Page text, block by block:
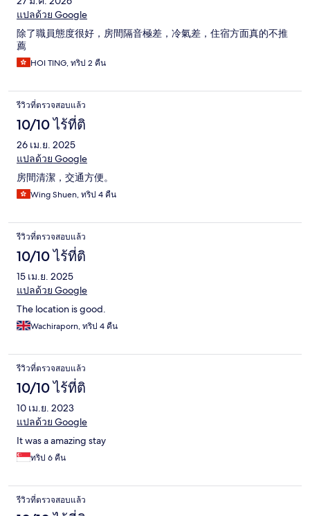
แปลด้วย Google
除了職員態度很好，房間隔音極差，冷氣差，住宿方面真的不推
薦
HOI TING, ทริป 2 คืน
รีวิวที่ตรวจสอบแล้ว
10/10 ไร้ที่ติ
26 เม.ย. 2025
แปลด้วย Google
房間清潔，交通方便。
Wing Shuen, ทริป 4 คืน
รีวิวที่ตรวจสอบแล้ว
10/10 ไร้ที่ติ
15 เม.ย. 2025
แปลด้วย Google
The location is good.
Wachiraporn, ทริป 4 คืน
รีวิวที่ตรวจสอบแล้ว
10/10 ไร้ที่ติ
10 เม.ย. 2023
แปลด้วย Google
It was a amazing stay
ทริป 6 คืน
รีวิวที่ตรวจสอบแล้ว